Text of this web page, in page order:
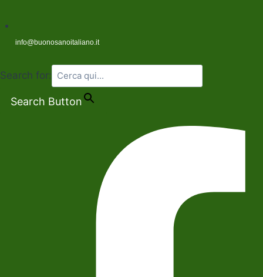
info@buonosanoitaliano.it
Search for:
Search Button